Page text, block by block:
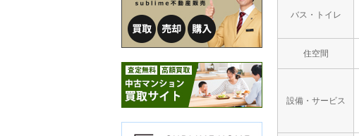
バス・トイレ
住空間
設備・サービス